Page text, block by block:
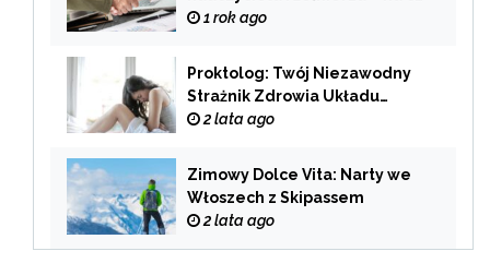
zwrócić uwagę przy wyborze
1 rok ago
Proktolog: Twój Niezawodny
Strażnik Zdrowia Układu
Pokarmowego
2 lata ago
Zimowy Dolce Vita: Narty we
Włoszech z Skipassem
2 lata ago